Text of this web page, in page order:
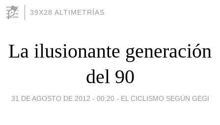
39X28 ALTIMETRÍAS
La ilusionante generación
del 90
31 DE AGOSTO DE 2012 - 00:20 - EL CICLISMO SEGÚN GEGI